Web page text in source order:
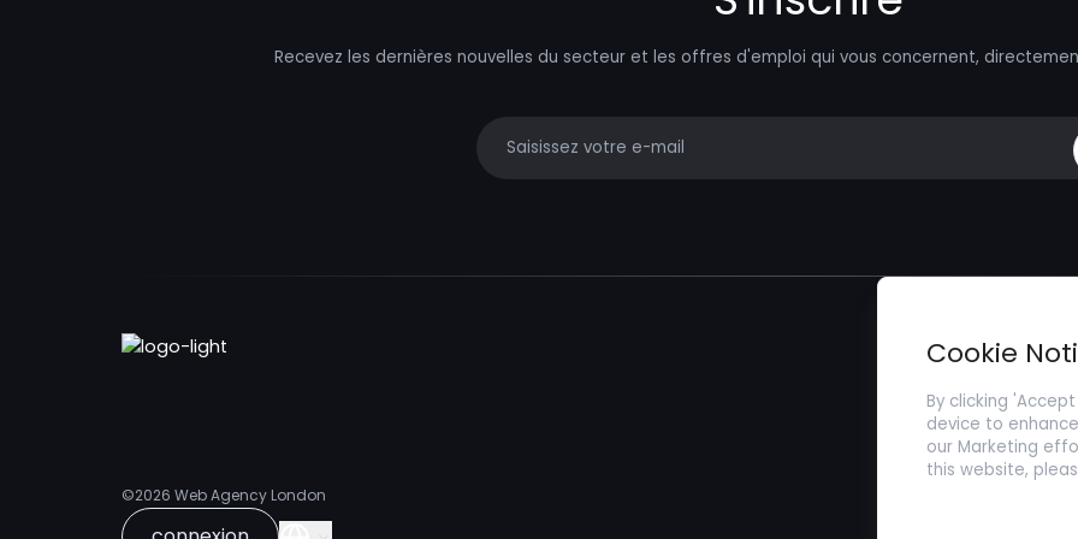
Recevez les dernières nouvelles du secteur et les offres d'emploi qui vous concernent,
©2026 Web Agency London
Trouver un
Soumettez
Cookie
By clicking
device to
our Marketing
this website,